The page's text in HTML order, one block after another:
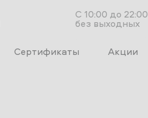
Сертификаты Акции
С 10:00 до 22:00
без выходных